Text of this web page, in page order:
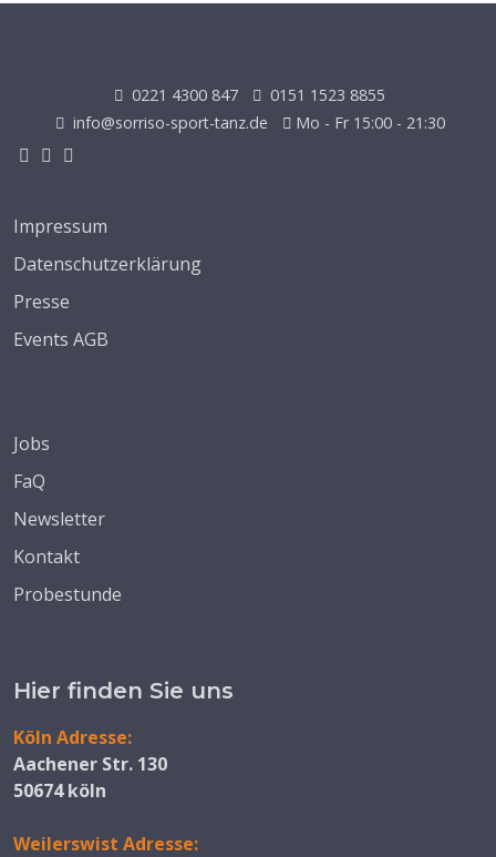
0221 4300 847
0151 1523 8855
info@sorriso-sport-tanz.de
Mo - Fr 15:00 - 21:30
Impressum
Datenschutzerklärung
Presse
Events AGB
Jobs
FaQ
Newsletter
Kontakt
Probestunde
Hier finden Sie uns
Köln Adresse:
Aachener Str. 130
50674 köln
Weilerswist Adresse: